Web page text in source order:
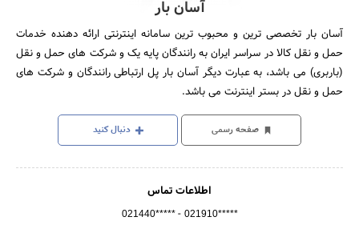
آسان بار
آسان بار تخصصی ترین و محبوب ترین سامانه اینترنتی ارائه دهنده خدمات
حمل و نقل کالا در سراسر ایران به رانندگان پایه یک و شرکت های حمل و نقل
(باربری) می باشد، به عبارت دیگر آسان بار پل ارتباطی رانندگان و شرکت های
حمل و نقل در بستر اینترنت می باشد.
صفحه رسمی دنبال کنید
اطلاعات تماس
021440***** - 021910*****